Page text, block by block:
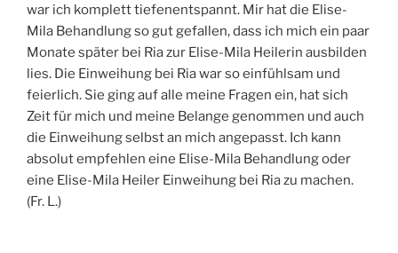
war ich komplett tiefenentspannt. Mir hat die Elise-
Mila Behandlung so gut gefallen, dass ich mich ein paar
Monate später bei Ria zur Elise-Mila Heilerin ausbilden
lies. Die Einweihung bei Ria war so einfühlsam und
feierlich. Sie ging auf alle meine Fragen ein, hat sich
Zeit für mich und meine Belange genommen und auch
die Einweihung selbst an mich angepasst. Ich kann
absolut empfehlen eine Elise-Mila Behandlung oder
eine Elise-Mila Heiler Einweihung bei Ria zu machen.
(Fr. L.)